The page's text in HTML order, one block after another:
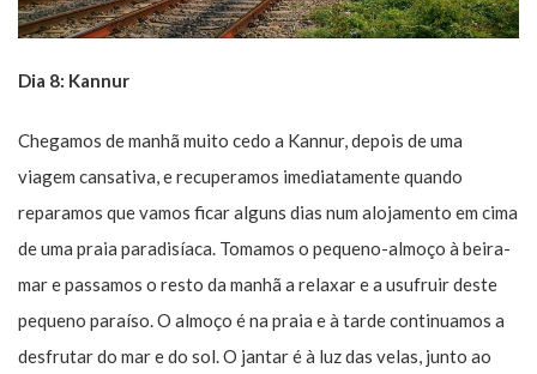
Dia 8: Kannur
Chegamos de manhã muito cedo a Kannur, depois de uma
viagem cansativa, e recuperamos imediatamente quando
reparamos que vamos ficar alguns dias num alojamento em cima
de uma praia paradisíaca. Tomamos o pequeno-almoço à beira-
mar e passamos o resto da manhã a relaxar e a usufruir deste
pequeno paraíso. O almoço é na praia e à tarde continuamos a
desfrutar do mar e do sol. O jantar é à luz das velas, junto ao